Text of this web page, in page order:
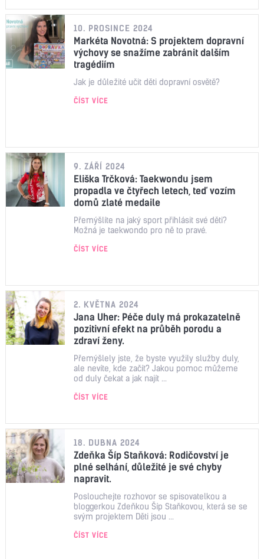
10. PROSINCE 2024
Markéta Novotná: S projektem dopravní
výchovy se snažíme zabránit dalším
tragédiím
Jak je důležité učit děti dopravní osvětě?
ČÍST VÍCE
9. ZÁŘÍ 2024
Eliška Trčková: Taekwondu jsem
propadla ve čtyřech letech, teď vozím
domů zlaté medaile
Přemýšlíte na jaký sport přihlásit své děti?
Možná je taekwondo pro ně to pravé.
ČÍST VÍCE
2. KVĚTNA 2024
Jana Uher: Péče duly má prokazatelně
pozitivní efekt na průběh porodu a
zdraví ženy.
Přemýšlely jste, že byste využily služby duly,
ale nevíte, kde začít? Jakou pomoc můžeme
od duly čekat a jak najít ...
ČÍST VÍCE
18. DUBNA 2024
Zdeňka Šíp Staňková: Rodičovství je
plné selhání, důležité je své chyby
napravit.
Poslouchejte rozhovor se spisovatelkou a
bloggerkou Zdeňkou Šíp Staňkovou, která se se
svým projektem Děti jsou ...
ČÍST VÍCE